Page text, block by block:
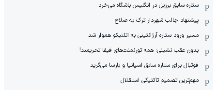
ستاره سابق برزیل در انگلیس باشگاه می‌خرد
پیشنهاد جالب شهردار ترک به صلاح
مسیر ورود ستاره آرژانتینی به اتلتیکو هموار شد
بدون عقب نشینی: همه تورنمنت‌های فیفا تحریمند!
فوتبال برای ستاره سابق اسپانیا و بارسا می‌گرید
مهم‌ترین تصمیم تاکتیکی استقلال